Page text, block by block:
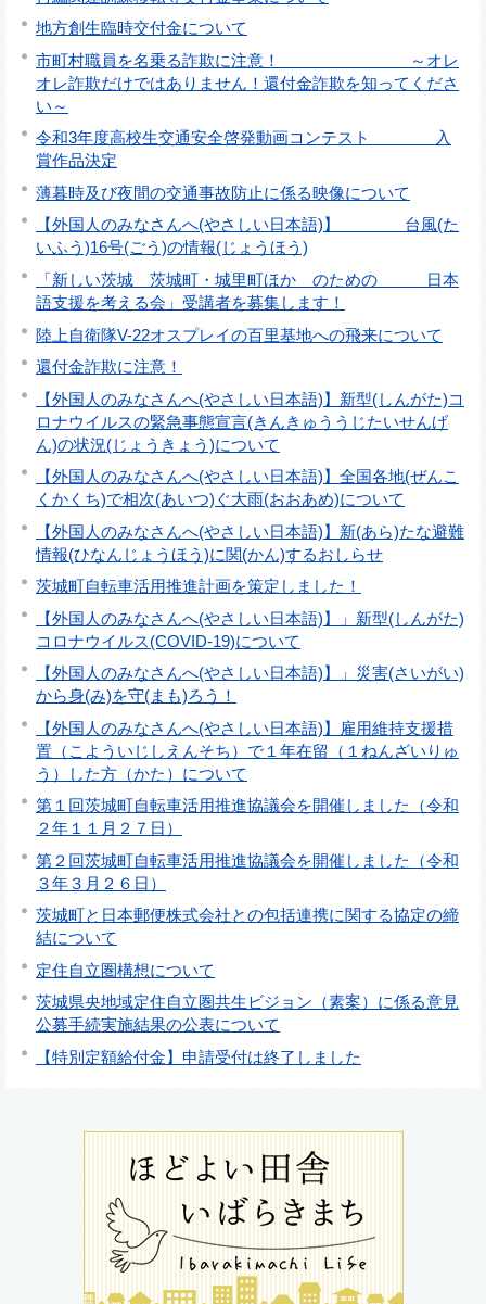
地方創生臨時交付金について
市町村職員を名乗る詐欺に注意！ ～オレ
オレ詐欺だけではありません！還付金詐欺を知ってくださ
い～
令和3年度高校生交通安全啓発動画コンテスト 入
賞作品決定
薄暮時及び夜間の交通事故防止に係る映像について
【外国人のみなさんへ(やさしい日本語)】 台風(た
いふう)16号(ごう)の情報(じょうほう)
「新しい茨城 茨城町・城里町ほか のための 日本
語支援を考える会」受講者を募集します！
陸上自衛隊V-22オスプレイの百里基地への飛来について
還付金詐欺に注意！
【外国人のみなさんへ(やさしい日本語)】新型(しんがた)コ
ロナウイルスの緊急事態宣言(きんきゅううじたいせんげ
ん)の状況(じょうきょう)について
【外国人のみなさんへ(やさしい日本語)】全国各地(ぜんこ
くかくち)で相次(あいつ)ぐ大雨(おおあめ)について
【外国人のみなさんへ(やさしい日本語)】新(あら)たな避難
情報(ひなんじょうほう)に関(かん)するおしらせ
茨城町自転車活用推進計画を策定しました！
【外国人のみなさんへ(やさしい日本語)】」新型(しんがた)
コロナウイルス(COVID-19)について
【外国人のみなさんへ(やさしい日本語)】」災害(さいがい)
から身(み)を守(まも)ろう！
【外国人のみなさんへ(やさしい日本語)】雇用維持支援措
置（こよういじしえんそち）で１年在留（１ねんざいりゅ
う）した方（かた）について
第１回茨城町自転車活用推進協議会を開催しました（令和
２年１１月２７日）
第２回茨城町自転車活用推進協議会を開催しました（令和
３年３月２６日）
茨城町と日本郵便株式会社との包括連携に関する協定の締
結について
定住自立圏構想について
茨城県央地域定住自立圏共生ビジョン（素案）に係る意見
公募手続実施結果の公表について
【特別定額給付金】申請受付は終了しました